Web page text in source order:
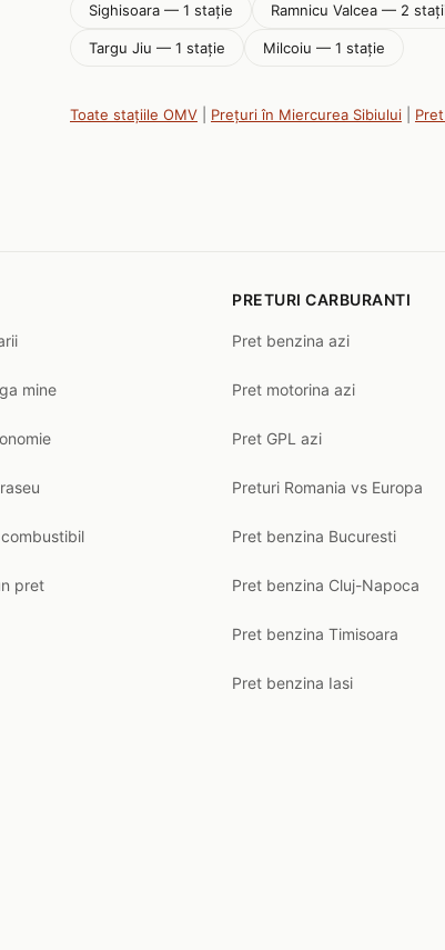
Sighisoara — 1 stație Ramnicu Valcea — 2
Targu Jiu — 1 stație Milcoiu — 1 stație
Toate stațiile OMV Prețuri în Miercurea Sibiului
mine
pret
PRETURI CARBURANTI
Pret benzina azi
Pret motorina azi
Pret GPL azi
Preturi Romania vs Europa
Pret benzina Bucuresti
Pret benzina Cluj-Napoca
Pret benzina Timisoara
Pret benzina Iasi